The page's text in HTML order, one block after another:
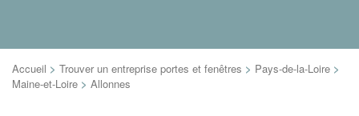
Accueil > Trouver un entreprise portes et fenêtres > Pays-de-la-Loire >
Maine-et-Loire > Allonnes